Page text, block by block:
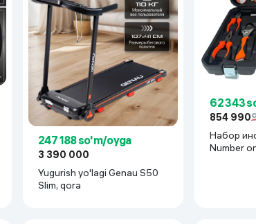
247 188 so'm/oyga
3 390 000
Yugurish yo'lagi Genau S50
Slim, qora
62 343
854 990
Набор
Number